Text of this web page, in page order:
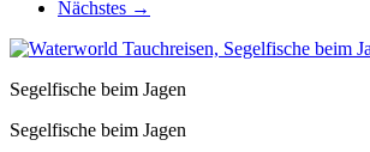
Nächstes →
Segelfische beim Jagen
Segelfische beim Jagen